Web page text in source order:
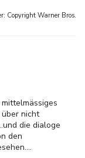
Copyright Warner Bros.
nicht
die dialoge
den